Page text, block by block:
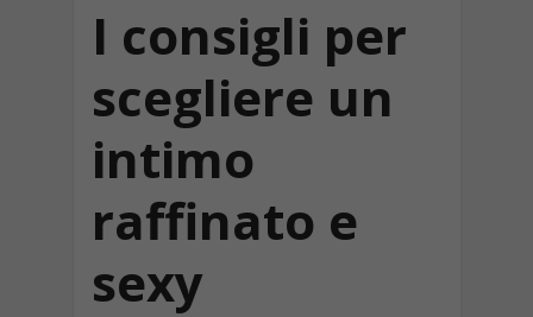
I consigli per
scegliere un
intimo
raffinato e
sexy